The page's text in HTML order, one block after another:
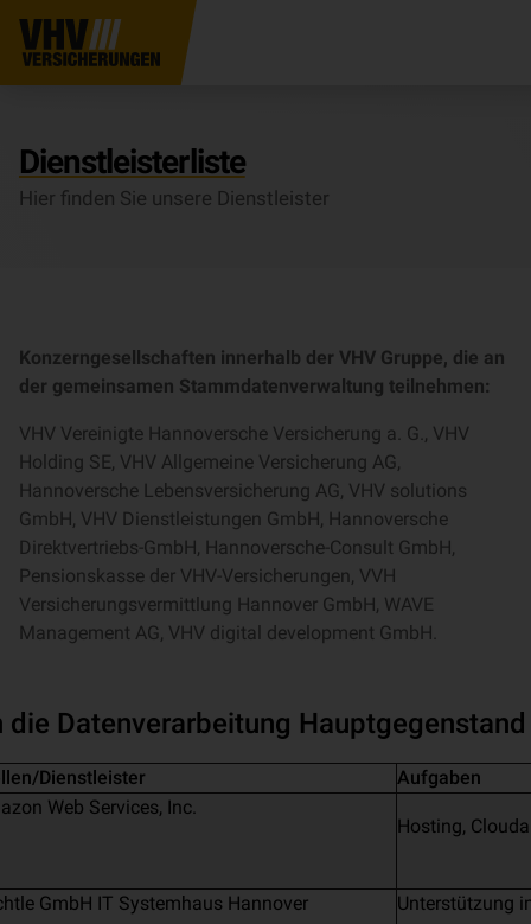
Dienstleisterliste
Hier finden Sie unsere Dienstleister
Konzerngesellschaften innerhalb der VHV Gruppe, die an
der gemeinsamen Stammdatenverwaltung teilnehmen:
VHV Vereinigte Hannoversche Versicherung a. G., VHV
Holding SE, VHV Allgemeine Versicherung AG,
Hannoversche Lebensversicherung AG, VHV solutions
GmbH, VHV Dienstleistungen GmbH, Hannoversche
Direktvertriebs-GmbH, Hannoversche-Consult GmbH,
Pensionskasse der VHV-Versicherungen, VVH
Versicherungsvermittlung Hannover GmbH, WAVE
Management AG, VHV digital development GmbH.
die Datenverarbeitung
Dienstleister
Aufgaben
Web Services, Inc.
Hosting,
GmbH IT Systemhaus Hannover
Unterstützung